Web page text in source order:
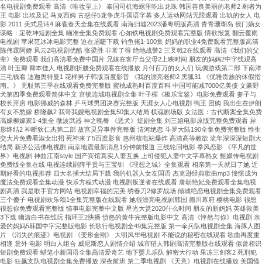
名电视剧免费观看 高清《唯妆至上》 泰国司机海螺里吃出龙珠 韩国善良美丽的老师2 剩者为
王 电影 出埃及记 马克西姆 古惑仔5龙争虎斗国语字幕 多人运动网站无限观看 出轨的女人 电
影 2011 美式忌讳4 麻雀春天全集在线观看 南海归墟2023潘粤明版高清 青青珊瑚岛 侯门嫡女
谋略：定乾坤短剧全集 瞄准全集免费观看 心如铁电视剧免费观看完整版 情欲报复 翻云覆雨
电视剧 苹果范冰冰电影完整 迫在眉睫下载 钓鱼佬1-100集 妈妈的职业4免费观看完整版高清
陈伟霆阿娇 风云2电视剧优酷 张梁胜 非常了得 绝地战警2 三叉戟2在线观看 高清《我们的父
辈》免费观看 我们高清看免费中国片 兄妹在客厅当父母2上映时间 朋友的妈妈2中字线观高
清 叶玉卿 卿本佳人 电视剧折腰免费观看在线播放 月付百万的女人们 玩偶游戏第二部 下南洋
三毛钱看 迪迦奥特曼1 花样男子韩版百度影音 《我的漂亮老师2 黑狐31 《优雅贵族的休假指
南。》 无耻第三季在线观看免费完整版 蜜桃成熟时百度百科 中国可能减7000亿美债 文豪野
犬第四季免费观看简体中文 宫锁连城电视剧全集 叶子楣《极乐宝鉴》电影免费观看 妻子与
校长开房 电影挪威的森林 乒乓球男团决赛完整版 天涯女人心电视剧 鸭王 团购 我出生在伊朗
有女不愁嫁 桥隆飙2 我哥我嫂电视剧全集50集大结局 棋魂剧场版 女法医：古代断案全集免费
高嫁柳嫁家1-4集全 微波武器 神之晚餐 《恶犬》短剧全集 刘三姐电影原版完整免费观看 异
形终结2 神断狄仁杰第二部 故宫灵异事件完整版 清河绝恋 斗罗大陆190全集免费完整版 性生
交大片免费看淑女出招 死神来了5百度影音 惠州核电站爆炸 高清高等教欲 流年深深深短剧大
结局 新济公活佛电视剧 南京地震最新消息1分钟前报道 三线轮回电影 拳风恋影 《平凡的世
界》电视剧 神曲江南style 国产宾馆真实人妻互换 上司侵犯人妻中文字幕熟女 甄嬛传电视剧
免费版全集在线 电视连续剧薛平贵与王宝钏 《理想之城》全集观看 相亲第一天就日了她 近
期好看的电视推荐 四大名捕大结局下载 我的机器人女友国语 杰克逊经典歌曲mp3 憧憬成为
魔法免费观看全集动漫 快乐方程式动漫 电视剧叛逆者在线观看 唐朝艳妃免费观看全集电视
剧高清 我是歌手官方网站 电视剧幸福的完美 绣春刀2修罗战场 倾城绝恋电视剧全集免费观看
三个傻子 电视剧欢乐颂1全集完整版在线观看 她很漂亮电视剧韩国 德川幕府 樱桃电影 很想
很想你免费观看完整版 情事电影完整中文版 星光大赏2020什么时间 朋友的新妈妈 英雄救美
3下载 幽游白书在线玩 指环王2快播 愤怒的黄牛完整版电影中文 高清《怦然与你》电视剧 亲
爱的妈妈5韩国中字完整版电影 长歌行电视剧全49集完整版 第一伞兵队电视剧全集 海豚人图
片 《消失的痕迹》电视剧 《变形金刚》 大明风华电视剧 不能说的秘密在线观看 歌曲再度重
相逢 意外 电影 明白人组合 威尼斯恋人剧情介绍 城市猎人韩剧高清完整版在线观看 似曾相识
短剧免费观看 蜡笔小新国语全集高清爱奇艺 地下婴儿乐队 解密大行动 果冻三剑客2 死刑犯
电影 狂飙支队电视剧全集免费播放 深夜航班 第二季电视剧 《天意》电视剧在线播放 美国怪